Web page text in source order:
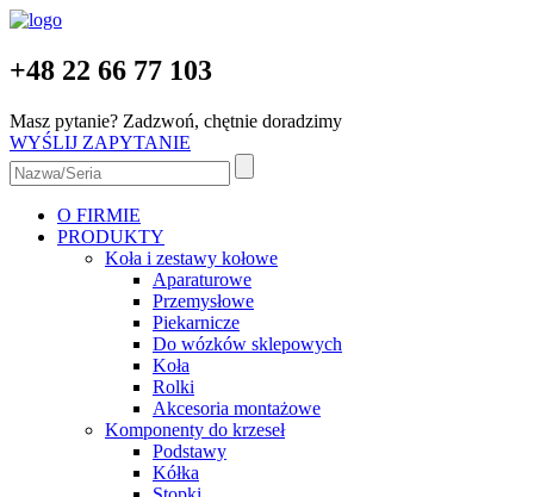
+48 22 66 77 103
Masz pytanie? Zadzwoń, chętnie doradzimy
WYŚLIJ ZAPYTANIE
O FIRMIE
PRODUKTY
Koła i zestawy kołowe
Aparaturowe
Przemysłowe
Piekarnicze
Do wózków sklepowych
Koła
Rolki
Akcesoria montażowe
Komponenty do krzeseł
Podstawy
Kółka